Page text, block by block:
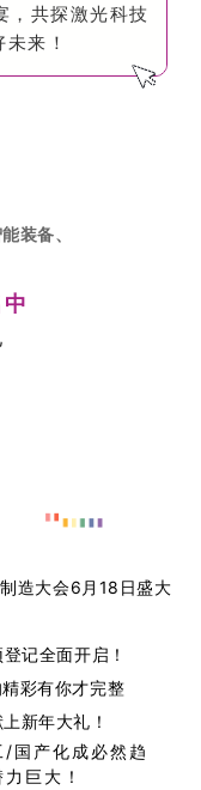
，共探激光科技
来！
装备、
造大会6月18日盛大
记全面开启！
彩有你才完整
新年大礼！
国产化成必然趋
巨大！